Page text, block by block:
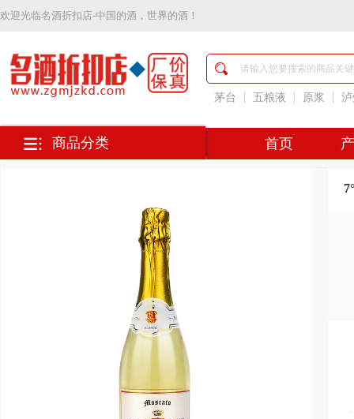
欢迎光临名酒折扣店-中国的酒，世界的酒！
茅台 五粮液 原浆
首页
商品分类